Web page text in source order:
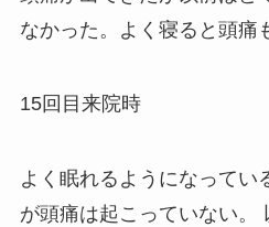
なかった。よく寝ると頭痛
15回目来院時
よく眠れるようになってい
が頭痛は起こっていない。